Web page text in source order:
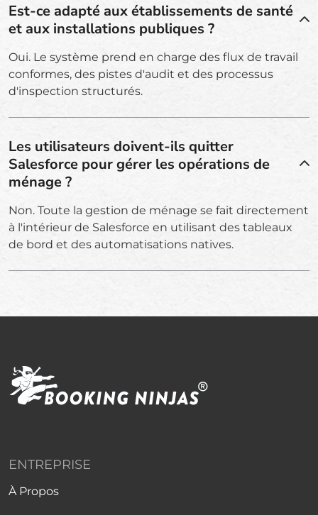
Est-ce adapté aux établissements de santé
et aux installations publiques ?
Oui. Le système prend en charge des flux de travail
conformes, des pistes d'audit et des processus
d'inspection structurés.
Les utilisateurs doivent-ils quitter
Salesforce pour gérer les opérations de
ménage ?
Non. Toute la gestion de ménage se fait directement
à l'intérieur de Salesforce en utilisant des tableaux
de bord et des automatisations natives.
ENTREPRISE
À Propos